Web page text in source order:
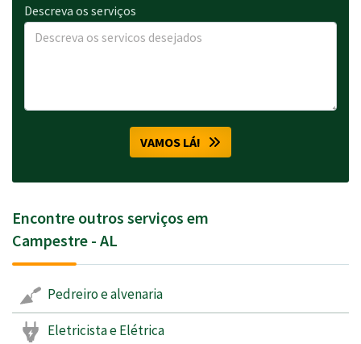
Descreva os serviços
VAMOS LÁ!
Encontre outros serviços em
Campestre - AL
Pedreiro e alvenaria
Eletricista e Elétrica